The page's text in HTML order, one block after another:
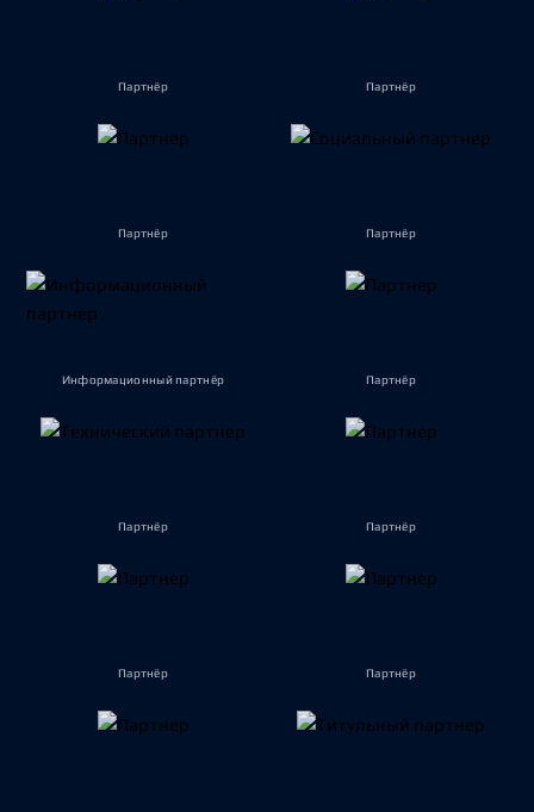
Партнёр Партнёр
Партнёр Партнёр
Информационный партнёр Партнёр
Партнёр Партнёр
Партнёр Партнёр